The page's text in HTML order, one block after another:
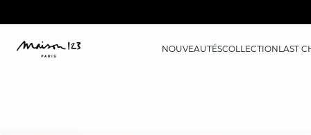
NOUVEAUTÉSCOLLECTIONLAST